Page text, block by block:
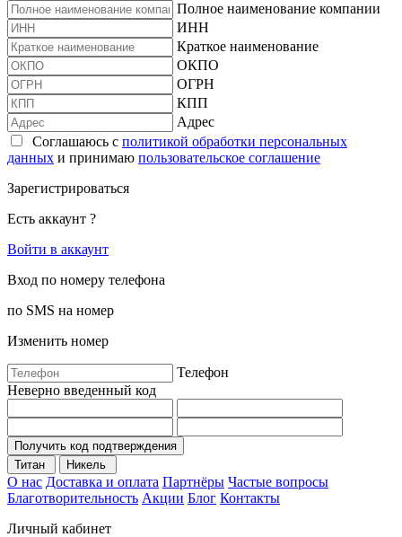
Полное наименование компании
ИНН
Краткое наименование
ОКПО
ОГРН
КПП
Адрес
Соглашаюсь с политикой обработки персональных
данных и принимаю пользовательское соглашение
Зарегистрироваться
Есть аккаунт ?
Войти в аккаунт
Вход по номеру телефона
по SMS на номер
Изменить номер
Телефон
Неверно введенный код
Получить код подтверждения
Титан
Никель
О нас Доставка и оплата Партнёры Частые вопросы
Благотворительность Акции Блог Контакты
Личный кабинет